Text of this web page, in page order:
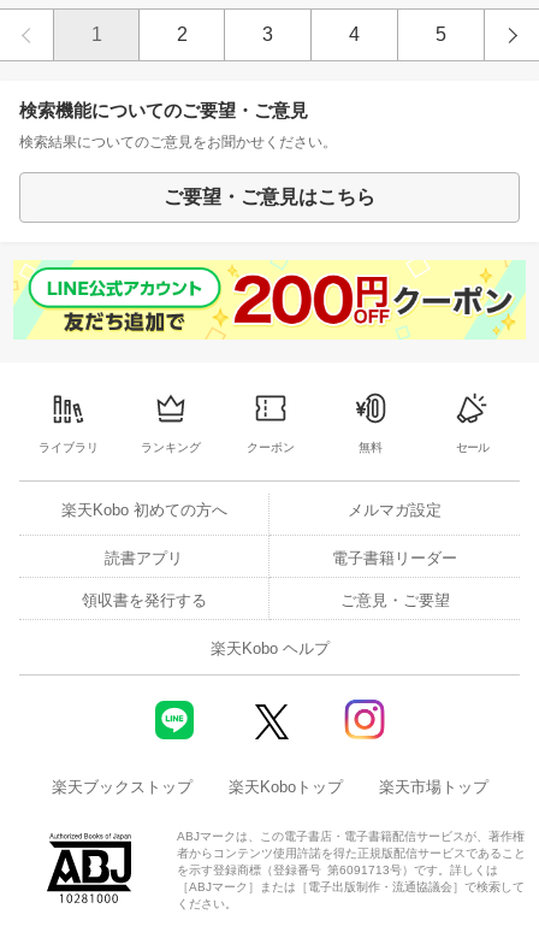
1 2 3 4 5
検索機能についてのご要望・ご意見
検索結果についてのご意見をお聞かせください。
ご要望・ご意見はこちら
ライブラリ ランキング クーポン 無料 セール
楽天Kobo 初めての方へ メルマガ設定
読書アプリ 電子書籍リーダー
領収書を発行する ご意見・ご要望
楽天Kobo ヘルプ
楽天ブックストップ 楽天Koboトップ 楽天市場トップ
ABJマークは、この電子書店・電子書籍配信サービスが、著作権
者からコンテンツ使用許諾を得た正規版配信サービスであること
を示す登録商標（登録番号 第6091713号）です。詳しくは
［ABJマーク］または［電子出版制作・流通協議会］で検索して
ください。